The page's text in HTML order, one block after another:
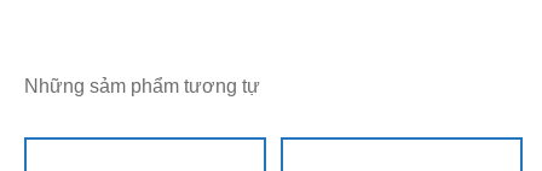
Những sảm phẩm tương tự